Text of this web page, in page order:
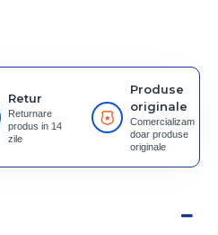
Retur
Returnare
produs in 14
zile
Produse
originale
Comercializam
doar produse
originale